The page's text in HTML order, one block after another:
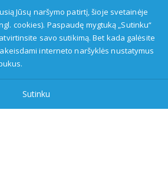
informavimo etikos komisijai
Tel/faks: 0 687 05056
Reklama:
info@dzukijostv.lt
Jūsų naršymo patirtį, šioje svetainėje
cookies). Paspaudę mygtuką „Sutinku“
savo sutikimą. Bet kada galėsite
interneto naršyklės nustatymus
Sutinku